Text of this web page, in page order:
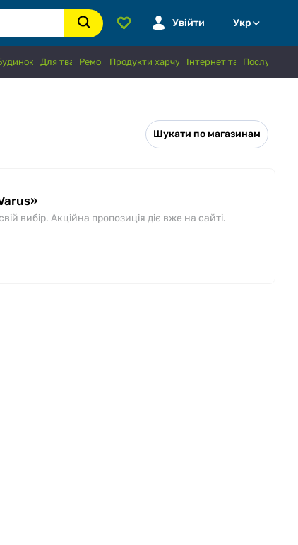
Увійти Укр
хобіі сад
Для тваринРемонтПродукти харчування і напої
Інтернет та зв'язок
Послуги
Шукати по магазинам
вибір. Акційна пропозиція діє вже на сайті.